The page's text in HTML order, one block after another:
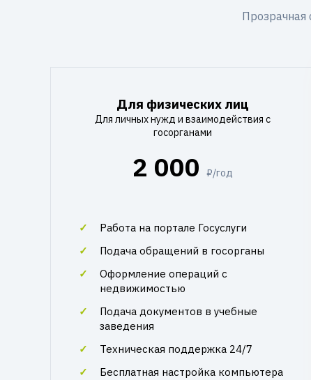
Прозрачная
Для физических лиц
Для личных нужд и взаимодействия с
госорганами
2 000 ₽/год
Работа на портале Госуслуги
Подача обращений в госорганы
Оформление операций с
недвижимостью
Подача документов в учебные
заведения
Техническая поддержка 24/7
Бесплатная настройка компьютера